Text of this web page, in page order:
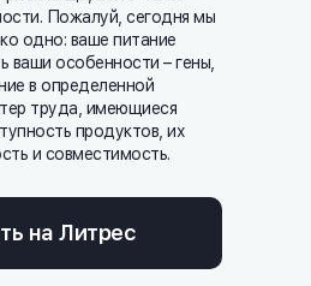
Пожалуй, сегодня мы
одно: ваше питание
ваши особенности – гены,
в определенной
труда, имеющиеся
продуктов, их
и совместимость.
на Литрес